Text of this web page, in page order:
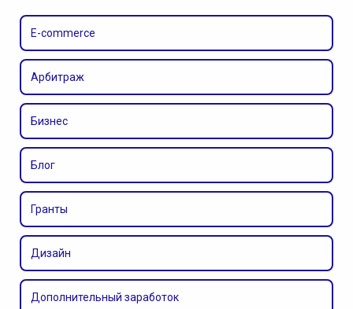
E-commerce
Арбитраж
Бизнес
Блог
Гранты
Дизайн
Дополнительный заработок